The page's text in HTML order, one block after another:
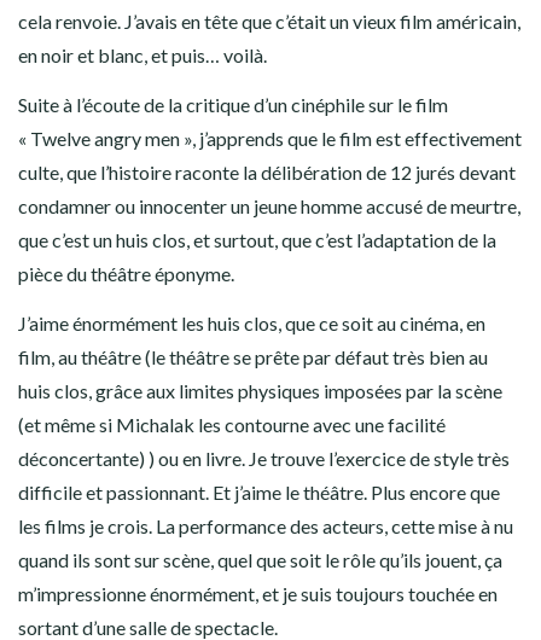
cela renvoie. J’avais en tête que c’était un vieux film américain,
en noir et blanc, et puis… voilà.
Suite à l’écoute de la critique d’un cinéphile sur le film
« Twelve angry men », j’apprends que le film est effectivement
culte, que l’histoire raconte la délibération de 12 jurés devant
condamner ou innocenter un jeune homme accusé de meurtre,
que c’est un huis clos, et surtout, que c’est l’adaptation de la
pièce du théâtre éponyme.
J’aime énormément les huis clos, que ce soit au cinéma, en
film, au théâtre (le théâtre se prête par défaut très bien au
huis clos, grâce aux limites physiques imposées par la scène
(et même si Michalak les contourne avec une facilité
déconcertante) ) ou en livre. Je trouve l’exercice de style très
difficile et passionnant. Et j’aime le théâtre. Plus encore que
les films je crois. La performance des acteurs, cette mise à nu
quand ils sont sur scène, quel que soit le rôle qu’ils jouent, ça
m’impressionne énormément, et je suis toujours touchée en
sortant d’une salle de spectacle.